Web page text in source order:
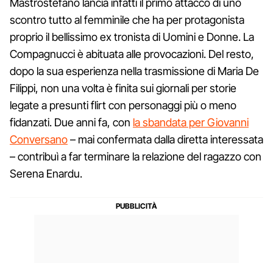
Mastrostefano lancia infatti il primo attacco di uno
scontro tutto al femminile che ha per protagonista
proprio il bellissimo ex tronista di Uomini e Donne. La
Compagnucci è abituata alle provocazioni. Del resto,
dopo la sua esperienza nella trasmissione di Maria De
Filippi, non una volta è finita sui giornali per storie
legate a presunti flirt con personaggi più o meno
fidanzati. Due anni fa, con la sbandata per Giovanni
Conversano– mai confermata dalla diretta interessata
– contribuì a far terminare la relazione del ragazzo con
Serena Enardu.